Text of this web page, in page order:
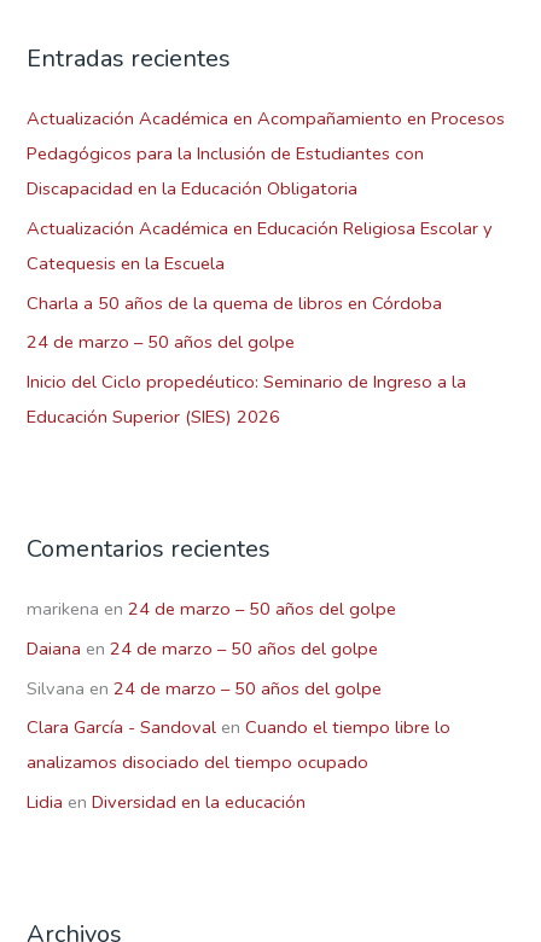
a
p
o
r
:
Entradas recientes
Actualización Académica en Acompañamiento en Procesos
Pedagógicos para la Inclusión de Estudiantes con
Discapacidad en la Educación Obligatoria
Actualización Académica en Educación Religiosa Escolar y
Catequesis en la Escuela
Charla a 50 años de la quema de libros en Córdoba
24 de marzo – 50 años del golpe
Inicio del Ciclo propedéutico: Seminario de Ingreso a la
Educación Superior (SIES) 2026
Comentarios recientes
marikena en24 de marzo – 50 años del golpe
Daiana en24 de marzo – 50 años del golpe
Silvana en24 de marzo – 50 años del golpe
Clara García - Sandoval enCuando el tiempo libre lo
analizamos disociado del tiempo ocupado
Lidia enDiversidad en la educación
Archivos